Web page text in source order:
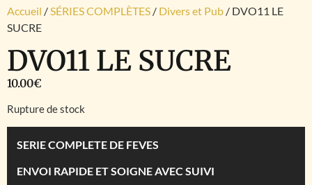
Accueil /SÉRIES COMPLÈTES / Divers et Pub / DVO11 LE
SUCRE
DVO11 LE SUCRE
10.00€
Rupture de stock
SERIE COMPLETE DE FEVES
ENVOI RAPIDE ET SOIGNE AVEC SUIVI